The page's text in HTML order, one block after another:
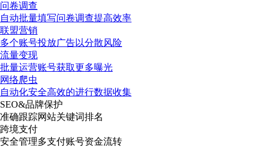
问卷调查
自动批量填写问卷调查提高效率
联盟营销
多个账号投放广告以分散风险
流量变现
批量运营账号获取更多曝光
网络爬虫
自动化安全高效的进行数据收集
SEO&品牌保护
准确跟踪网站关键词排名
跨境支付
安全管理多支付账号资金流转